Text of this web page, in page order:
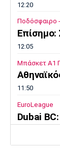
12:20
Ποδόσφαιρο -
12:05
Μπάσκετ Α1
11:50
EuroLeague
Dubai
Στίβος